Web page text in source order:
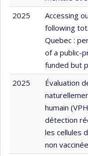
2025
Accessing
following
Quebec :
of a public-
funded but
2025
Évaluation
humain
détection
les cellules
non